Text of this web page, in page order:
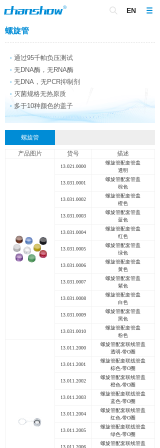
EN
螺旋管
· 通过95千帕负压测试
· 无DNA酶，无RNA酶
· 无DNA，无PCR抑制剂
· 灭菌规格无热原质
· 多于10种颜色的盖子
螺旋管
产品图片 货号 描述
13.021.0000
螺旋管配套管盖
透明
13.031.0001
螺旋管配套管盖
棕色
13.031.0002
螺旋管配套管盖
橙色
13.031.0003
螺旋管配套管盖
蓝色
13.031.0004
螺旋管配套管盖
红色
13.031.0005
螺旋管配套管盖
绿色
13.031.0006
螺旋管配套管盖
黄色
13.031.0007
螺旋管配套管盖
紫色
13.031.0008
螺旋管配套管盖
白色
13.031.0009
螺旋管配套管盖
黑色
13.031.0010
螺旋管配套管盖
粉色
13.011.2000
螺旋管配套联线管盖
透明-带O圈
13.011.2001
螺旋管配套联线管盖
棕色-带O圈
13.011.2002
螺旋管配套联线管盖
橙色-带O圈
13.011.2003
螺旋管配套联线管盖
蓝色-带O圈
13.011.2004
螺旋管配套联线管盖
红色-带O圈
13.011.2005
螺旋管配套联线管盖
绿色-带O圈
13.011.2006
螺旋管配套联线管盖